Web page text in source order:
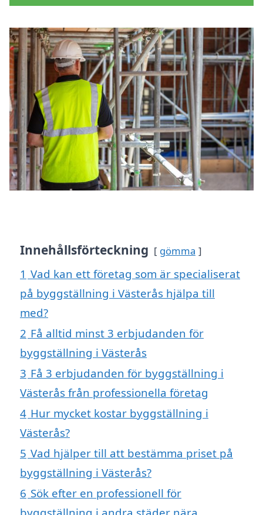
Innehållsförteckning gömma
1 Vad kan ett företag som är specialiserat
på byggställning i Västerås hjälpa till
med?
2 Få alltid minst 3 erbjudanden för
byggställning i Västerås
3 Få 3 erbjudanden för byggställning i
Västerås från professionella företag
4 Hur mycket kostar byggställning i
Västerås?
5 Vad hjälper till att bestämma priset på
byggställning i Västerås?
6 Sök efter en professionell för